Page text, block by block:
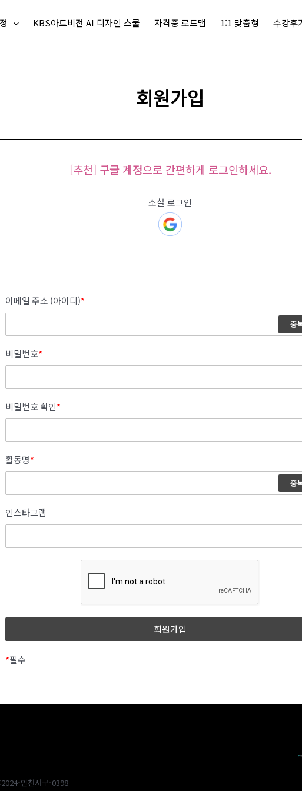
KBS아트비전 AI 디자인 스쿨 자격증 로드맵 1:1 맞춤형 수강후
회원가입
[추천] 구글 계정으로 간편하게 로그인하세요.
소셜 로그인
이메일 주소 (아이디)*
중
비밀번호*
비밀번호 확인*
활동명*
중
인스타그램
*필수
인천서구-0398